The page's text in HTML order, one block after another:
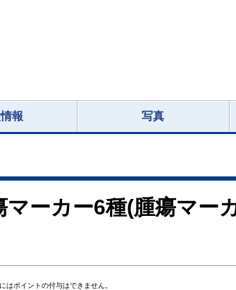
報 写真
マーカー6種(腫瘍マー
はポイントの付与はできません。